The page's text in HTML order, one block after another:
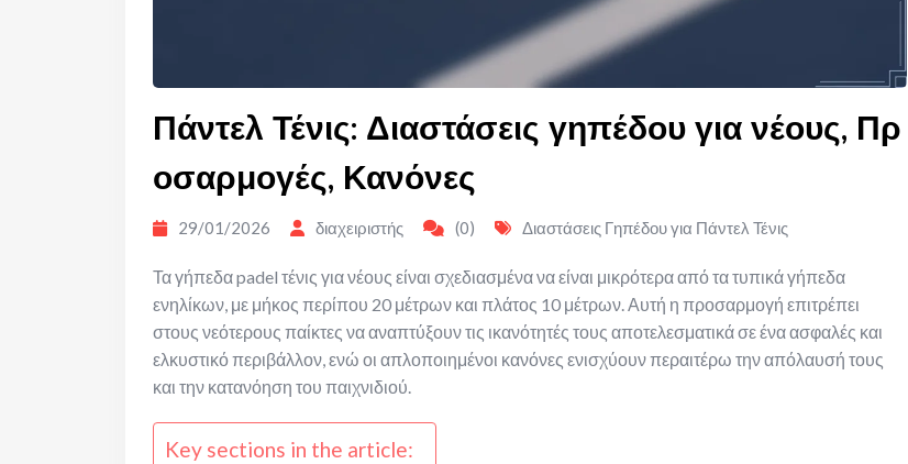
Πάντελ Τένις: Διαστάσεις γηπέδου για νέους, Πρ
οσαρμογές, Κανόνες
29/01/2026 διαχειριστής (0) Διαστάσεις Γηπέδου για Πάντελ Τένις
Τα γήπεδα padel τένις για νέους είναι σχεδιασμένα να είναι μικρότερα από τα τυπικά γήπεδα
ενηλίκων, με μήκος περίπου 20 μέτρων και πλάτος 10 μέτρων. Αυτή η προσαρμογή επιτρέπει
στους νεότερους παίκτες να αναπτύξουν τις ικανότητές τους αποτελεσματικά σε ένα ασφαλές και
ελκυστικό περιβάλλον, ενώ οι απλοποιημένοι κανόνες ενισχύουν περαιτέρω την απόλαυσή τους
και την κατανόηση του παιχνιδιού.
Key sections in the article: